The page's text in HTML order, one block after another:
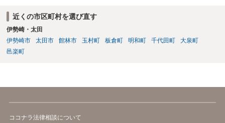
近くの市区町村を選び直す
伊勢崎・太田
伊勢崎市
太田市 館林市 玉村町 板倉町 明和町 千代田町
大泉町
邑楽町
ココナラ法律相談について